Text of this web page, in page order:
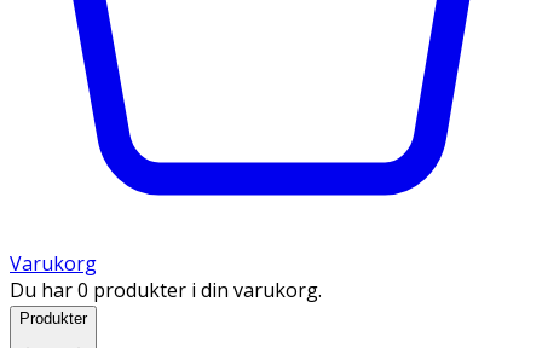
Varukorg
Du har 0 produkter i din varukorg.
Produkter